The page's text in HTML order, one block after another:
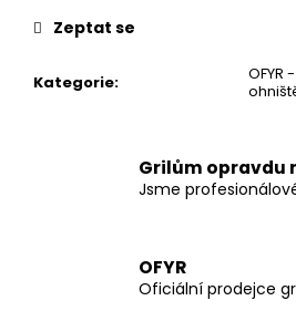
Kategorie:
OFYR
Zeptat se
Grilům opravdu
Jsme
OFYR
Oficiální prodejce